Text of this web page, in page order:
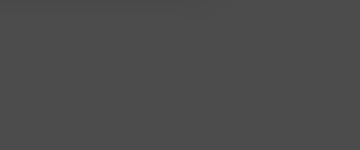
dei social media e per analizzare il
con i nostri partner che si occupano
informazioni che ha fornito loro o